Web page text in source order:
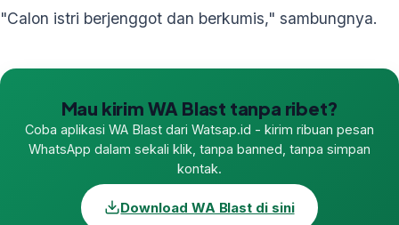
"Calon istri berjenggot dan berkumis," sambungnya.
Mau kirim WA Blast tanpa ribet?
Coba aplikasi WA Blast dari Watsap.id - kirim ribuan pesan
WhatsApp dalam sekali klik, tanpa banned, tanpa simpan
kontak.
Download WA Blast di sini